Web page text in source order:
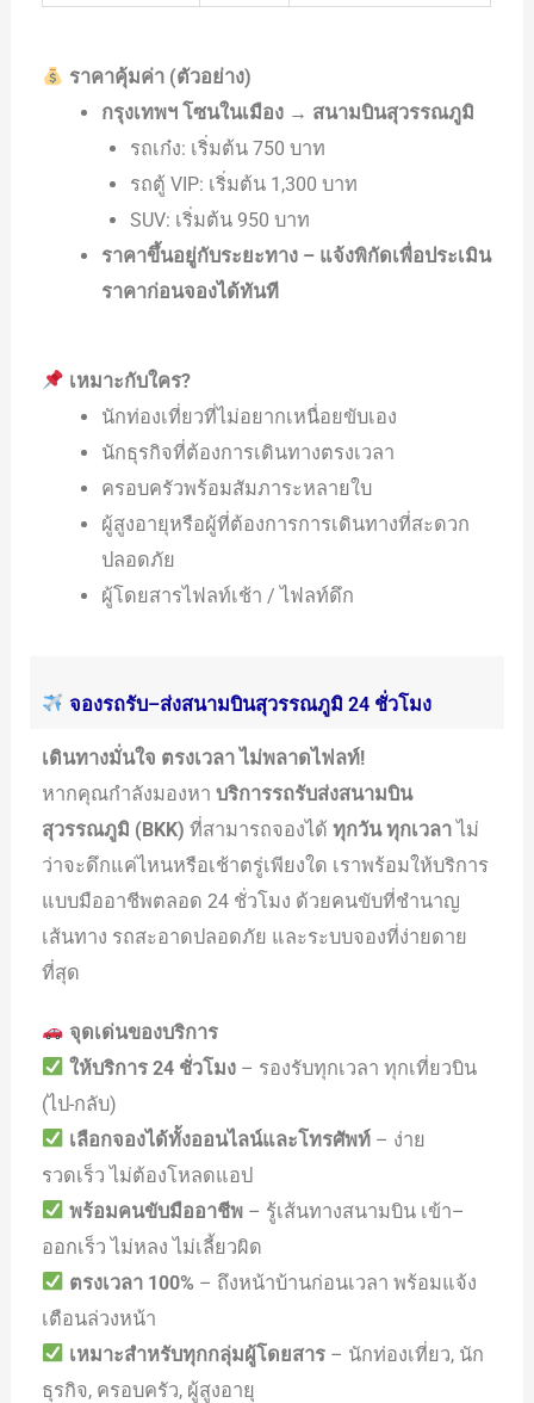
ราคาคุ้มค่า (ตัวอย่าง)
กรุงเทพฯ โซนในเมือง → สนามบินสุวรรณภูมิ
รถเก๋ง: เริ่มต้น 750 บาท
รถตู้ VIP: เริ่มต้น 1,300 บาท
SUV: เริ่มต้น 950 บาท
ราคาขึ้นอยู่กับระยะทาง – แจ้งพิกัดเพื่อประเมิน
ราคาก่อนจองได้ทันที
เหมาะกับใคร?
นักท่องเที่ยวที่ไม่อยากเหนื่อยขับเอง
นักธุรกิจที่ต้องการเดินทางตรงเวลา
ครอบครัวพร้อมสัมภาระหลายใบ
ผู้สูงอายุหรือผู้ที่ต้องการการเดินทางที่สะดวก
ปลอดภัย
ผู้โดยสารไฟลท์เช้า / ไฟลท์ดึก
จองรถรับ–ส่งสนามบินสุวรรณภูมิ 24 ชั่วโมง
เดินทางมั่นใจ ตรงเวลา ไม่พลาดไฟลท์!
หากคุณกำลังมองหาบริการรถรับส่งสนามบิน
สุวรรณภูมิ (BKK) ที่สามารถจองได้ ทุกวัน ทุกเวลาไม่
ว่าจะดึกแค่ไหนหรือเช้าตรู่เพียงใด เราพร้อมให้บริการ
แบบมืออาชีพตลอด 24 ชั่วโมง ด้วยคนขับที่ชำนาญ
เส้นทาง รถสะอาดปลอดภัย และระบบจองที่ง่ายดาย
ที่สุด
จุดเด่นของบริการ
ให้บริการ 24 ชั่วโมง– รองรับทุกเวลา ทุกเที่ยวบิน
(ไป-กลับ)
เลือกจองได้ทั้งออนไลน์และโทรศัพท์– ง่าย
รวดเร็ว ไม่ต้องโหลดแอป
พร้อมคนขับมืออาชีพ– รู้เส้นทางสนามบิน เข้า–
ออกเร็ว ไม่หลง ไม่เลี้ยวผิด
ตรงเวลา 100% – ถึงหน้าบ้านก่อนเวลา พร้อมแจ้ง
เตือนล่วงหน้า
เหมาะสำหรับทุกกลุ่มผู้โดยสาร– นักท่องเที่ยว, นัก
ธุรกิจ, ครอบครัว, ผู้สูงอายุ